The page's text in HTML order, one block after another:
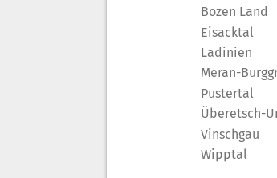
Bozen Land
Eisacktal
Ladinien
Meran-
Pustertal
Überetsch-
Vinschgau
Wipptal